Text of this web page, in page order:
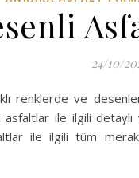
24/10/
renklerde ve
ile ilgili
ile ilgili tüm